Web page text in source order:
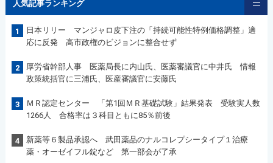
人気記事ランキング
1
日本リリー マンジャロ皮下注の「持続可能性特例価格調整」適
応に反発 高市政権のビジョンに整合せず
2
厚労省幹部人事 医薬局長に内山氏、医薬審議官に中井氏 情報
政策統括官に三浦氏、医産審議官に安藤氏
3
ＭＲ認定センター 「第1回ＭＲ基礎試験」結果発表 受験実人数
1266人 合格率は３科目ともに85％前後
4
新薬等６製品承認へ 武田薬品のナルコレプシータイプ１治療
薬・オーゼイフル錠など 第一部会が了承